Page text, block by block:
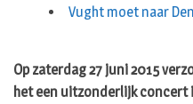
Vught moet naar
Op zaterdag 27 juni 2015
het een uitzonderlijk concert